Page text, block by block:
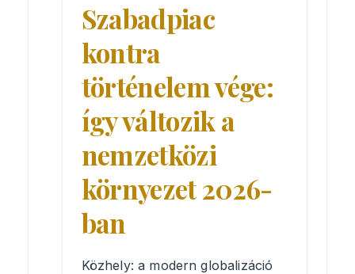
KAPCSOLAT
Szabadpiac
kontra
történelem vége:
így változik a
nemzetközi
környezet 2026-
ban
Közhely: a modern globalizáció